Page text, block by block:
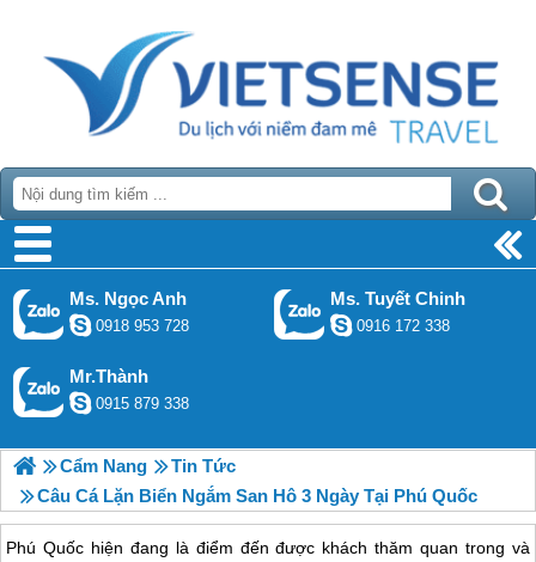
Ms. Ngọc Anh
0918 953 728
Ms. Tuyết Chinh
0916 172 338
Mr.Thành
0915 879 338
Cẩm Nang
Tin Tức
Câu Cá Lặn Biển Ngắm San Hô 3 Ngày Tại Phú Quốc
Phú Quốc hiện đang là điểm đến được khách thăm quan trong và